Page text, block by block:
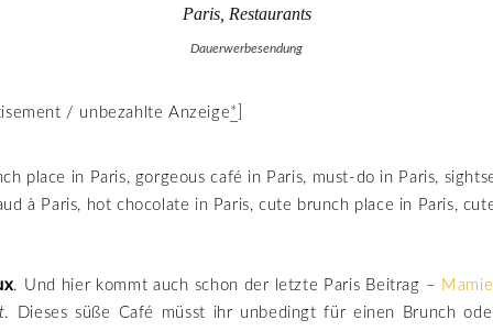
Paris, Restaurants
Dauerwerbesendung
/ unbezahlte Anzeige*
. Und hier kommt auch schon der letzte Paris Beitrag –
. Dieses süße Café müsst ihr unbedingt für einen Brunch